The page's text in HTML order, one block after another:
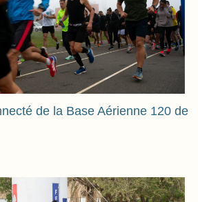
de la Base Aérienne 120 de